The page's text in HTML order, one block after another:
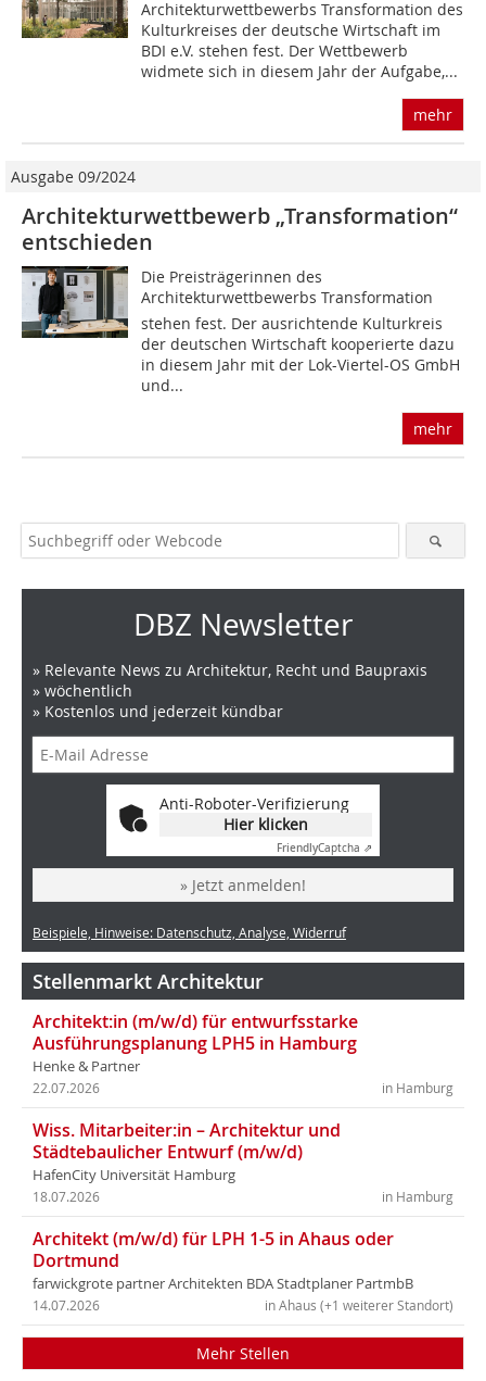
Architekturwettbewerbs Transformation des
Kulturkreises der deutsche Wirtschaft im
BDI e.V. stehen fest. Der Wettbewerb
widmete sich in diesem Jahr der Aufgabe,...
mehr
Ausgabe 09/2024
Architekturwettbewerb „Transformation“
entschieden
Die Preisträgerinnen des
Architekturwettbewerbs Transformation
stehen fest. Der ausrichtende Kulturkreis
der deutschen Wirtschaft kooperierte dazu
in diesem Jahr mit der Lok-Viertel-OS GmbH
und...
mehr
DBZ Newsletter
» Relevante News zu Architektur, Recht und Baupraxis
» wöchentlich
» Kostenlos und jederzeit kündbar
Anti-Roboter-Verifizierung
Hier klicken
FriendlyCaptcha ⇗
» Jetzt anmelden!
Beispiele, Hinweise: Datenschutz, Analyse, Widerruf
Stellenmarkt Architektur
Architekt:in (m/w/d) für entwurfsstarke
Ausführungsplanung LPH5 in Hamburg
Henke & Partner
in Hamburg
22.07.2026
Wiss. Mitarbeiter:in – Architektur und
Städtebaulicher Entwurf (m/w/d)
HafenCity Universität Hamburg
in Hamburg
18.07.2026
Architekt (m/w/d) für LPH 1-5 in Ahaus oder
Dortmund
farwickgrote partner Architekten BDA Stadtplaner PartmbB
in Ahaus (+1 weiterer Standort)
14.07.2026
Mehr Stellen